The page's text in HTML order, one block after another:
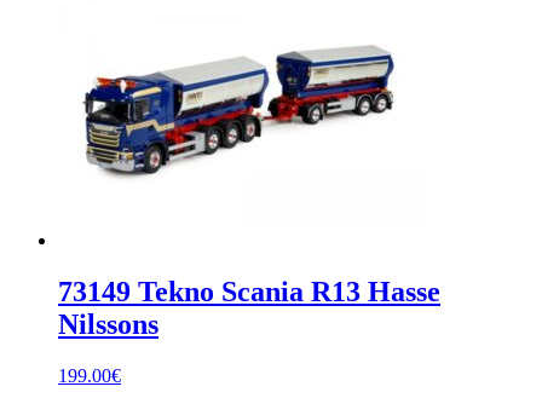
73149 Tekno Scania R13 Hasse
Nilssons
199.00€